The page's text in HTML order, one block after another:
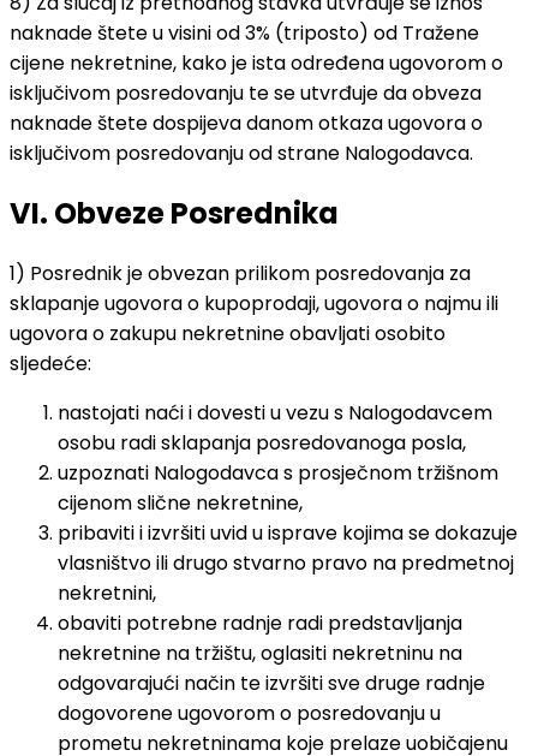
naknade štete u visini od 3% (triposto) od Tražene
cijene nekretnine, kako je ista određena ugovorom o
isključivom posredovanju te se utvrđuje da obveza
naknade štete dospijeva danom otkaza ugovora o
isključivom posredovanju od strane Nalogodavca.
VI. Obveze Posrednika
1) Posrednik je obvezan prilikom posredovanja za
sklapanje ugovora o kupoprodaji, ugovora o najmu ili
ugovora o zakupu nekretnine obavljati osobito
sljedeće:
nastojati naći i dovesti u vezu s Nalogodavcem
osobu radi sklapanja posredovanoga posla,
uzpoznati Nalogodavca s prosječnom tržišnom
cijenom slične nekretnine,
pribaviti i izvršiti uvid u isprave kojima se dokazuje
vlasništvo ili drugo stvarno pravo na predmetnoj
nekretnini,
obaviti potrebne radnje radi predstavljanja
nekretnine na tržištu, oglasiti nekretninu na
odgovarajući način te izvršiti sve druge radnje
dogovorene ugovorom o posredovanju u
prometu nekretninama koje prelaze uobičajenu